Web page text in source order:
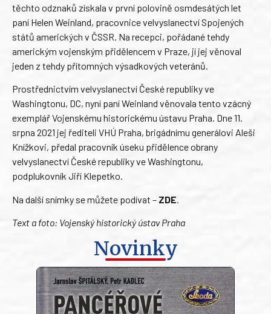
těchto odznaků získala v první polovině osmdesátých let
paní Helen Weinland, pracovnice velvyslanectví Spojených
států amerických v ČSSR. Na recepci, pořádané tehdy
americkým vojenským přidělencem v Praze, jí jej věnoval
jeden z tehdy přítomných výsadkových veteránů.
Prostřednictvím velvyslanectví České republiky ve
Washingtonu, DC, nyní paní Weinland věnovala tento vzácný
exemplář Vojenskému historickému ústavu Praha. Dne 11.
srpna 2021 jej řediteli VHÚ Praha, brigádnímu generálovi Aleši
Knížkovi, předal pracovník úseku přidělence obrany
velvyslanectví České republiky ve Washingtonu,
podplukovník Jiří Klepetko.
Na další snímky se můžete podívat – ZDE.
Text a foto: Vojenský historický ústav Praha
Novinky